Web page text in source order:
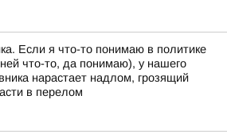
Если я что-то понимаю в политике
что-то, да понимаю), у нашего
нарастает надлом, грозящий
в перелом